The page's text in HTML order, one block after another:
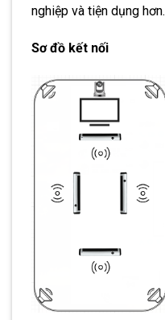
nghiệp và tiện dụng hơn.
Sơ đồ kết nối